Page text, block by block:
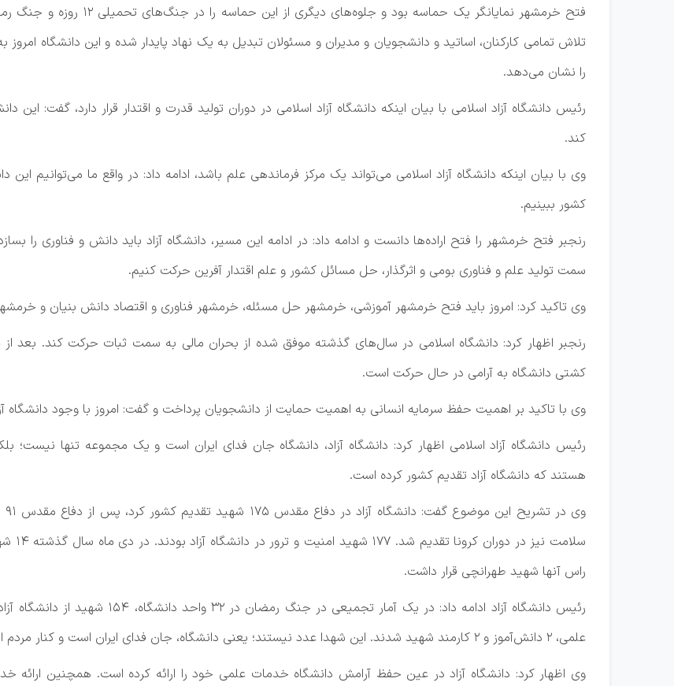
فتح خرمشهر نمایانگر یک حماسه
تلاش تمامی کارکنان، اساتید و دانشجویان و مدیران و مسئولان تبدیل به یک نهاد پایدار شده و این دانشگاه
را نشان می‌دهد.
رئیس دانشگاه آزاد اسلامی با بیان اینکه دانشگاه آزاد اسلامی در دوران تولید قدرت و اقتدار قرار دارد، گفت:
کند.
وی با بیان اینکه دانشگاه آزاد اسلامی می‌تواند یک مرکز فرماندهی علم باشد، ادامه داد: در واقع ما می‌توانیم
کشور ببینیم.
رنجبر فتح خرمشهر را فتح اراده‌ها دانست و ادامه داد: در ادامه این مسیر، دانشگاه آزاد باید دانش و فناوری را
سمت تولید علم و فناوری بومی و اثرگذار، حل مسائل کشور و علم اقتدار آفرین حرکت کنیم.
وی تاکید کرد: امروز باید فتح خرمشهر آموزشی، خرمشهر حل مسئله، خرمشهر فناوری و اقتصاد دانش بنیان و
رنجبر اظهار کرد: دانشگاه اسلامی در سال‌های گذشته موفق شده از بحران مالی به سمت ثبات حرکت کند. بعد از
کشتی دانشگاه به آرامی در حال حرکت است.
وی با تاکید بر اهمیت حفظ سرمایه انسانی به اهمیت حمایت از دانشجویان پرداخت و گفت: امروز با وجود
رئیس دانشگاه آزاد اسلامی اظهار کرد: دانشگاه آزاد، دانشگاه جان فدای ایران است و یک مجموعه تنها
هستند که دانشگاه آزاد تقدیم کشور کرده است.
راس آنها شهید طهرانچی قرار داشت.
علمی، ۲ دانش‌آموز و ۲ کارمند شهید شدند. این شهدا عدد نیستند؛ یعنی دانشگاه، جان فدای ایران است و کنار مردم ایستاده و هزینه داده است.
وی اظهار کرد: دانشگاه آزاد در عین حفظ آرامش دانشگاه خدمات علمی خود را ارائه کرده است. همچنین ارائه